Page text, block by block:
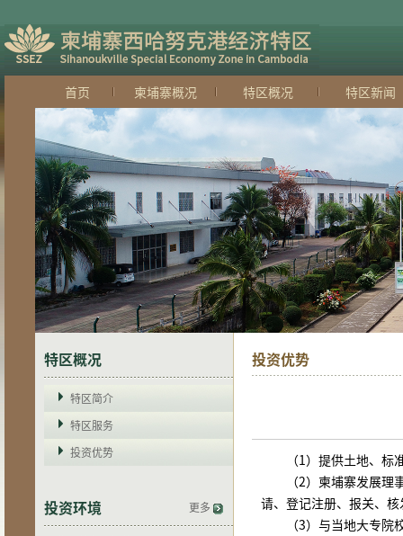
首页 柬埔寨概况 特区概况 特区新闻
特区概况
特区简介
特区服务
投资优势
投资环境 更多
·独特的区位优势
·安全的政治环境
·较低的用工成本
·优惠的贸易地位
·独特的区位优势
·较低的用工成本
·优惠的贸易地位
投资优势
（1）提供土地、
（2）柬埔寨发展
请、登记注册、报关、
（3）与当地大专